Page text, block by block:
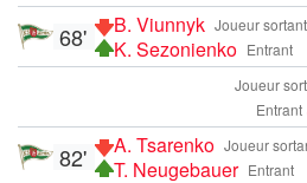
Joueur sortant
B. Viunnyk
Entrant
K. Sezonienko
68'
Joueur
Entrant
Joueur
A. Tsarenko
Entrant
T. Neugebauer
82'